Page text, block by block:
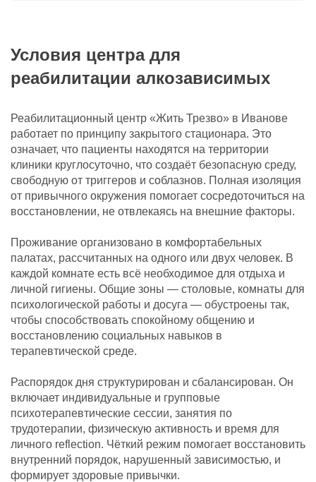
Условия центра для
реабилитации алкозависимых
Реабилитационный центр «Жить Трезво» в Иванове
работает по принципу закрытого стационара. Это
означает, что пациенты находятся на территории
клиники круглосуточно, что создаёт безопасную среду,
свободную от триггеров и соблазнов. Полная изоляция
от привычного окружения помогает сосредоточиться на
восстановлении, не отвлекаясь на внешние факторы.
Проживание организовано в комфортабельных
палатах, рассчитанных на одного или двух человек. В
каждой комнате есть всё необходимое для отдыха и
личной гигиены. Общие зоны — столовые, комнаты для
психологической работы и досуга — обустроены так,
чтобы способствовать спокойному общению и
восстановлению социальных навыков в
терапевтической среде.
Распорядок дня структурирован и сбалансирован. Он
включает индивидуальные и групповые
психотерапевтические сессии, занятия по
трудотерапии, физическую активность и время для
личного reflection. Чёткий режим помогает восстановить
внутренний порядок, нарушенный зависимостью, и
формирует здоровые привычки.